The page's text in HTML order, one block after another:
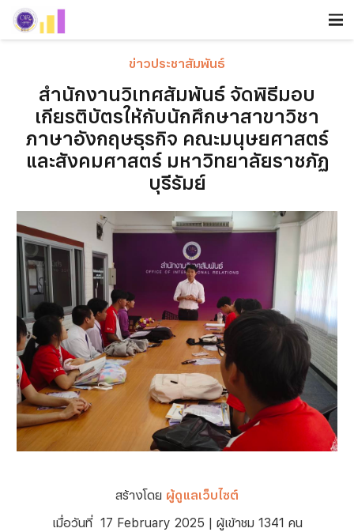
ข่าวประชาสัมพันธ์
สำนักงานวิเทศสัมพันธ์ จัดพิธีมอบ
เกียรติบัตรให้กับนักศึกษาสาขาวิชา
ภาษาอังกฤษธุรกิจ คณะมนุษยศาสตร์
และสังคมศาสตร์ มหาวิทยาลัยราชภัฏ
บุรีรัมย์
สร้างโดย ผู้ดูแลเว็บไซต์
เมื่อวันที่ 17 February 2025 | ผู้เข้าชม 1341 คน